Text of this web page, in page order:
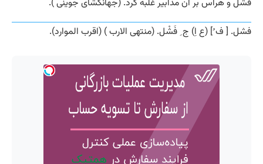
فشل و هراس بر آن مدابیر غلبه کرد. (جهانگشای جوینی ).
فشل. [ ف ُ] (ع اِ) ج ِ فَشْل. (منتهی الارب ) (اقرب الموارد).